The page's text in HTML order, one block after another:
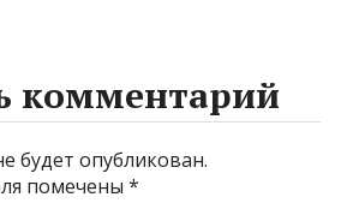
комментарий
будет опубликован.
помечены*